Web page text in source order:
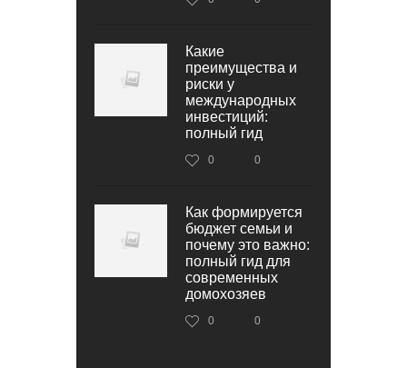
Какие
преимущества и
риски у
международных
инвестиций:
полный гид
0 0
Как формируется
бюджет семьи и
почему это важно:
полный гид для
современных
домохозяев
0 0